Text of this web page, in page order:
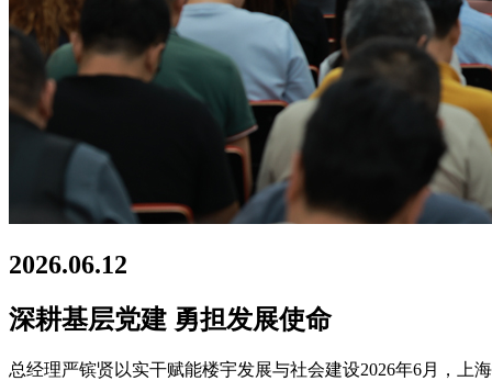
2026.06.12
深耕基层党建 勇担发展使命
总经理严镔贤以实干赋能楼宇发展与社会建设2026年6月，上